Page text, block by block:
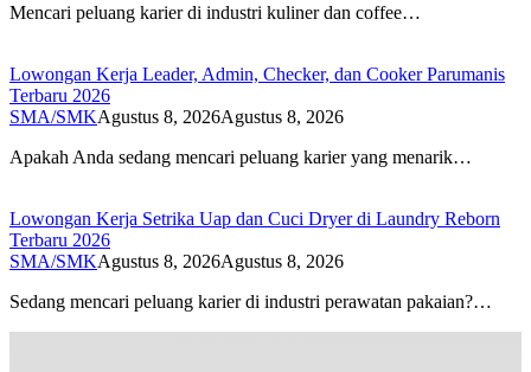
Mencari peluang karier di industri kuliner dan coffee…
Lowongan Kerja Leader, Admin, Checker, dan Cooker Parumanis
Terbaru 2026
SMA/SMKAgustus 8, 2026Agustus 8, 2026
Apakah Anda sedang mencari peluang karier yang menarik…
Lowongan Kerja Setrika Uap dan Cuci Dryer di Laundry Reborn
Terbaru 2026
SMA/SMKAgustus 8, 2026Agustus 8, 2026
Sedang mencari peluang karier di industri perawatan pakaian?…